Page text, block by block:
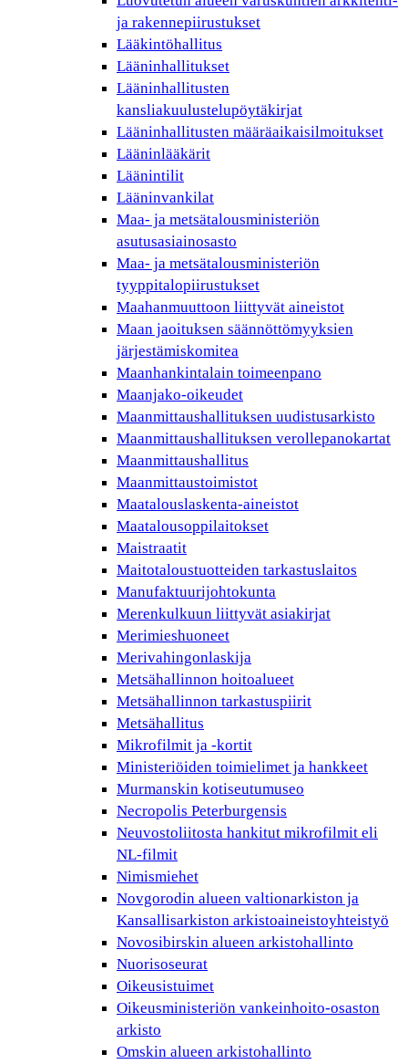
ja rakennepiirustukset
Lääkintöhallitus
Lääninhallitukset
Lääninhallitusten
kansliakuulustelupöytäkirjat
Lääninhallitusten määräaikaisilmoitukset
Lääninlääkärit
Läänintilit
Lääninvankilat
Maa- ja metsätalousministeriön
asutusasiainosasto
Maa- ja metsätalousministeriön
tyyppitalopiirustukset
Maahanmuuttoon liittyvät aineistot
Maan jaoituksen säännöttömyyksien
järjestämiskomitea
Maanhankintalain toimeenpano
Maanjako-oikeudet
Maanmittaushallituksen uudistusarkisto
Maanmittaushallituksen verollepanokartat
Maanmittaushallitus
Maanmittaustoimistot
Maatalouslaskenta-aineistot
Maatalousoppilaitokset
Maistraatit
Maitotaloustuotteiden tarkastuslaitos
Manufaktuurijohtokunta
Merenkulkuun liittyvät asiakirjat
Merimieshuoneet
Merivahingonlaskija
Metsähallinnon hoitoalueet
Metsähallinnon tarkastuspiirit
Metsähallitus
Mikrofilmit ja -kortit
Ministeriöiden toimielimet ja hankkeet
Murmanskin kotiseutumuseo
Necropolis Peterburgensis
Neuvostoliitosta hankitut mikrofilmit eli
NL-filmit
Nimismiehet
Novgorodin alueen valtionarkiston ja
Kansallisarkiston arkistoaineistoyhteistyö
Novosibirskin alueen arkistohallinto
Nuorisoseurat
Oikeusistuimet
Oikeusministeriön vankeinhoito-osaston
arkisto
Omskin alueen arkistohallinto